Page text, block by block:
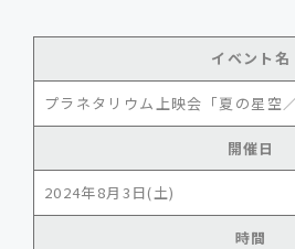
イベント名
プラネタリウム上映会「夏の星空
開催日
2024年8月3日(土)
時間